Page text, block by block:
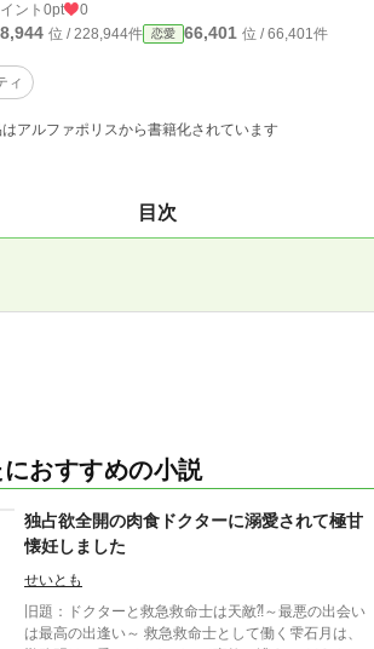
ント 0pt 0
位 / 228,944件 恋愛 66,401 位 / 66,401件
ィ
アルファポリスから書籍化されています
目次
おすすめの小説
独占欲全開の肉食ドクターに溺愛されて極甘
懐妊しました
せいとも
旧題：ドクターと救急救命士は天敵⁈～最悪の出会い
は最高の出逢い～ 救急救命士として働く雫石月は、